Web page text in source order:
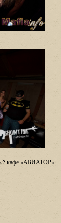
кафе «АВИАТОР»